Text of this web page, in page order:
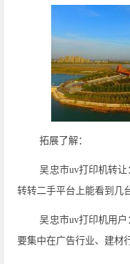
拓展了解：
吴忠市uv打印机转让
转转二手平台上能看到几
吴忠市uv打印机用户
要集中在广告行业、建材